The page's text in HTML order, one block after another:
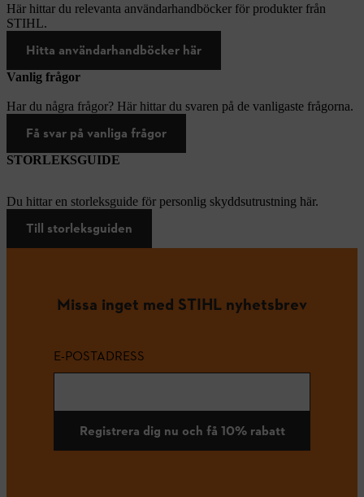
Här hittar du relevanta användarhandböcker för produkter från
STIHL.
Hitta användarhandböcker här
Vanlig frågor
Har du några frågor? Här hittar du svaren på de vanligaste frågorna.
Få svar på vanliga frågor
STORLEKSGUIDE
Du hittar en storleksguide för personlig skyddsutrustning här.
Till storleksguiden
Missa inget med STIHL nyhetsbrev
E-POSTADRESS
Registrera dig nu och få 10% rabatt